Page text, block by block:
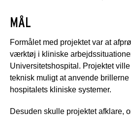
MÅL
Formålet med projektet var at
værktøj i kliniske
Universitetshospital. Projektet
teknisk muligt at anvende brillerne
hospitalets kliniske systemer.
Desuden skulle projektet afklare,